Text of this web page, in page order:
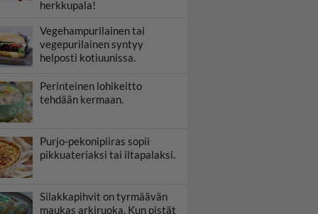
herkkupala!
Vegehampurilainen tai
vegepurilainen syntyy
helposti kotiuunissa.
Perinteinen lohikeitto
tehdään kermaan.
Purjo-pekonipiiras sopii
pikkuateriaksi tai iltapalaksi.
Silakkapihvit on tyrmäävän
maukas arkiruoka. Kun pistät